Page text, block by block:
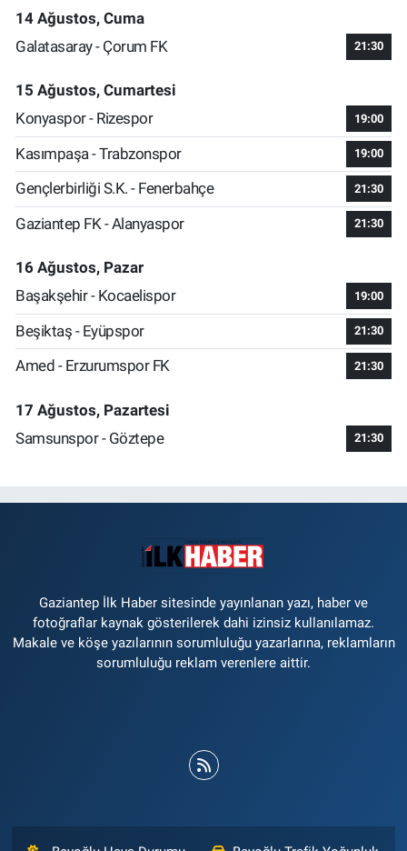
14 Ağustos, Cuma
Galatasaray - Çorum FK
21:30
15 Ağustos, Cumartesi
Konyaspor - Rizespor
19:00
Kasımpaşa - Trabzonspor 19:00
Gençlerbirliği S.K. - Fenerbahçe 21:30
Gaziantep FK - Alanyaspor 21:30
16 Ağustos, Pazar
Başakşehir - Kocaelispor
19:00
Beşiktaş - Eyüpspor 21:30
Amed - Erzurumspor FK 21:30
17 Ağustos, Pazartesi
Samsunspor - Göztepe
21:30
Gaziantep İlk Haber sitesinde yayınlanan yazı, haber ve
fotoğraflar kaynak gösterilerek dahi izinsiz kullanılamaz.
Makale ve köşe yazılarının sorumluluğu yazarlarına, reklamların
sorumluluğu reklam verenlere aittir.